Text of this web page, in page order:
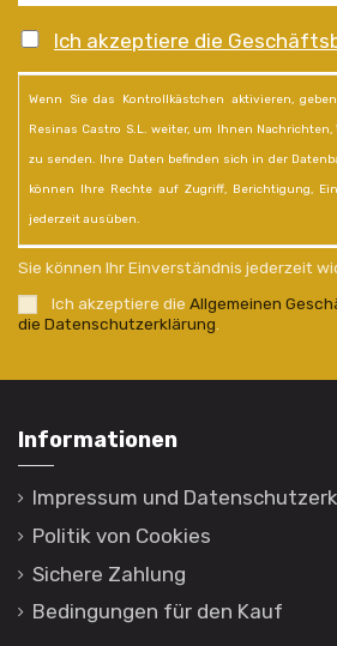
Ich akzeptiere die
Wenn Sie das Kontrollkästchen aktivieren,
Resinas Castro S.L. weiter, um Ihnen
zu senden. Ihre Daten befinden sich in der
können Ihre Rechte auf Zugriff, Berichtigung,
jederzeit ausüben.
Sie können Ihr Einverständnis jederzeit
Ich akzeptiere die Allgemeinen
die Datenschutzerklärung.
Informationen
Impressum und
Politik von Cookies
Sichere Zahlung
Bedingungen für den Kauf